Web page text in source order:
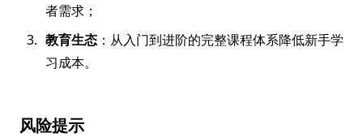
者需求；
教育生态 ：从入门到进阶的完整课程体系降低新手学
习成本。
风险提示